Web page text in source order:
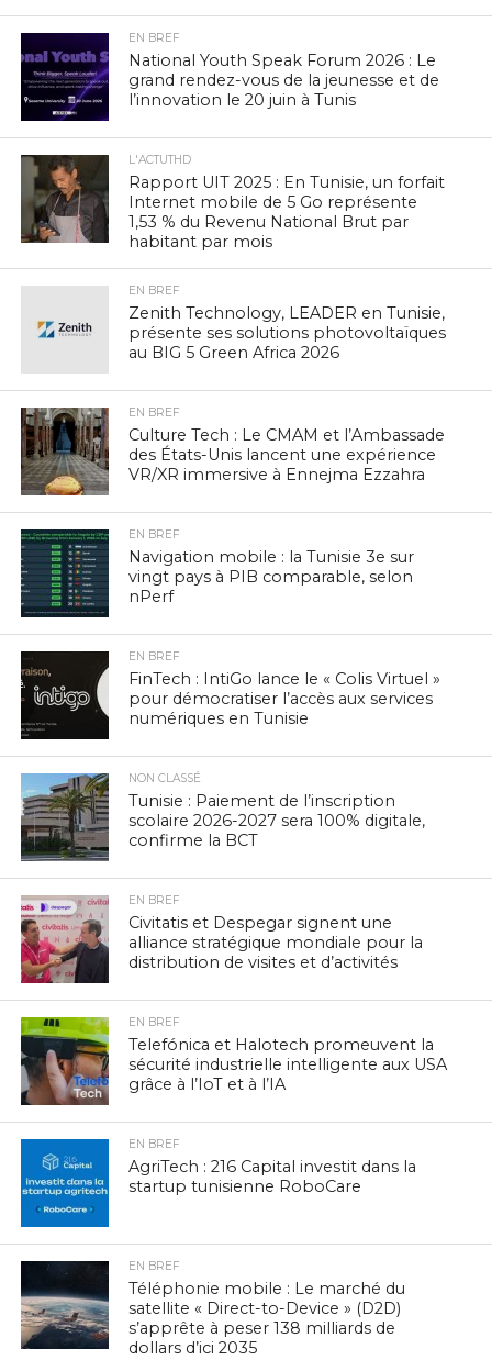
EN BREF
National Youth Speak Forum 2026 : Le
grand rendez-vous de la jeunesse et de
l’innovation le 20 juin à Tunis
L'ACTUTHD
Rapport UIT 2025 : En Tunisie, un forfait
Internet mobile de 5 Go représente
1,53 % du Revenu National Brut par
habitant par mois
EN BREF
Zenith Technology, LEADER en Tunisie,
présente ses solutions photovoltaïques
au BIG 5 Green Africa 2026
EN BREF
Culture Tech : Le CMAM et l’Ambassade
des États-Unis lancent une expérience
VR/XR immersive à Ennejma Ezzahra
EN BREF
Navigation mobile : la Tunisie 3e sur
vingt pays à PIB comparable, selon
nPerf
EN BREF
FinTech : IntiGo lance le « Colis Virtuel »
pour démocratiser l’accès aux services
numériques en Tunisie
NON CLASSÉ
Tunisie : Paiement de l’inscription
scolaire 2026-2027 sera 100% digitale,
confirme la BCT
EN BREF
Civitatis et Despegar signent une
alliance stratégique mondiale pour la
distribution de visites et d’activités
EN BREF
Telefónica et Halotech promeuvent la
sécurité industrielle intelligente aux USA
grâce à l’IoT et à l’IA
EN BREF
AgriTech : 216 Capital investit dans la
startup tunisienne RoboCare
EN BREF
Téléphonie mobile : Le marché du
satellite « Direct-to-Device » (D2D)
s’apprête à peser 138 milliards de
dollars d’ici 2035